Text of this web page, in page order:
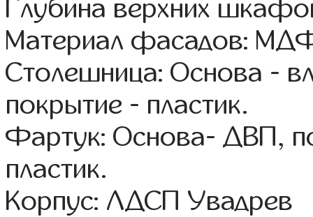
Глубина верхних
Материал фасадов:
Столешница: Основа -
покрытие - пластик.
Фартук: Основа- ДВП,
пластик.
Корпус: ЛДСП Увадрев